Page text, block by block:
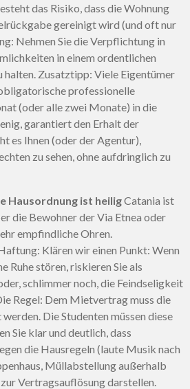
das Risiko, dass die Wohnung
gereinigt wird (und oft nur
Nehmen Sie die Verpflichtung in
in einem ordentlichen
halten. Zusatztipp: Viele Eigentümer
professionelle
(oder alle zwei Monate) in die
garantiert den Erhalt der
es Ihnen (oder der Agentur),
zu sehen, ohne aufdringlich zu
Hausordnung ist heiligCatania ist
die Bewohner der Via Etnea oder
empfindliche Ohren.
Klären wir einen Punkt: Wenn
Ruhe stören, riskieren Sie als
schlimmer noch, die Feindseligkeit
Regel: Dem Mietvertrag muss die
Die Studenten müssen diese
Sie klar und deutlich, dass
die Hausregeln (laute Musik nach
Müllabstellung außerhalb
Vertragsauflösung darstellen.